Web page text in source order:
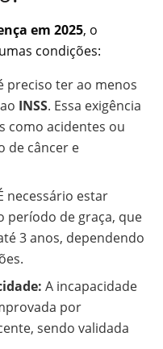
em 2025, o
condições:
preciso ter ao menos
INSS. Essa exigência
como acidentes ou
de câncer e
necessário estar
de graça, que
3 anos, dependendo
A incapacidade
por
sendo validada